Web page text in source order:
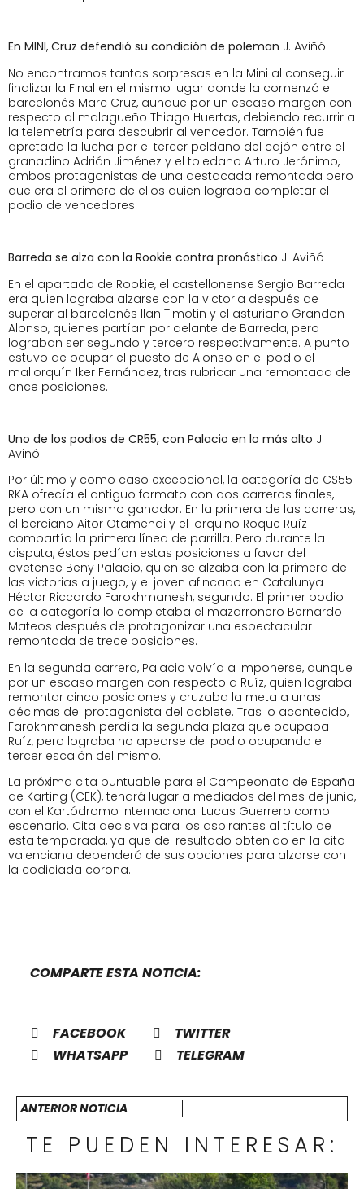
En MINI, Cruz defendió su condición de poleman J. Aviñó
No encontramos tantas sorpresas en la Mini al conseguir
finalizar la Final en el mismo lugar donde la comenzó el
barcelonés Marc Cruz, aunque por un escaso margen con
respecto al malagueño Thiago Huertas, debiendo recurrir a
la telemetría para descubrir al vencedor. También fue
apretada la lucha por el tercer peldaño del cajón entre el
granadino Adrián Jiménez y el toledano Arturo Jerónimo,
ambos protagonistas de una destacada remontada pero
que era el primero de ellos quien lograba completar el
podio de vencedores.
Barreda se alza con la Rookie contra pronóstico J. Aviñó
En el apartado de Rookie, el castellonense Sergio Barreda
era quien lograba alzarse con la victoria después de
superar al barcelonés Ilan Timotin y el asturiano Grandon
Alonso, quienes partían por delante de Barreda, pero
lograban ser segundo y tercero respectivamente. A punto
estuvo de ocupar el puesto de Alonso en el podio el
mallorquín Iker Fernández, tras rubricar una remontada de
once posiciones.
Uno de los podios de CR55, con Palacio en lo más alto J.
Aviñó
Por último y como caso excepcional, la categoría de CS55
RKA ofrecía el antiguo formato con dos carreras finales,
pero con un mismo ganador. En la primera de las carreras,
el berciano Aitor Otamendi y el lorquino Roque Ruíz
compartía la primera línea de parrilla. Pero durante la
disputa, éstos pedían estas posiciones a favor del
ovetense Beny Palacio, quien se alzaba con la primera de
las victorias a juego, y el joven afincado en Catalunya
Héctor Riccardo Farokhmanesh, segundo. El primer podio
de la categoría lo completaba el mazarronero Bernardo
Mateos después de protagonizar una espectacular
remontada de trece posiciones.
En la segunda carrera, Palacio volvía a imponerse, aunque
por un escaso margen con respecto a Ruíz, quien lograba
remontar cinco posiciones y cruzaba la meta a unas
décimas del protagonista del doblete. Tras lo acontecido,
Farokhmanesh perdía la segunda plaza que ocupaba
Ruíz, pero lograba no apearse del podio ocupando el
tercer escalón del mismo.
La próxima cita puntuable para el Campeonato de España
de Karting (CEK), tendrá lugar a mediados del mes de junio,
con el Kartódromo Internacional Lucas Guerrero como
escenario. Cita decisiva para los aspirantes al título de
esta temporada, ya que del resultado obtenido en la cita
valenciana dependerá de sus opciones para alzarse con
la codiciada corona.
COMPARTE ESTA NOTICIA:
FACEBOOK
TWITTER
WHATSAPP
TELEGRAM
ANTERIOR NOTICIA
TE PUEDEN INTERESAR: